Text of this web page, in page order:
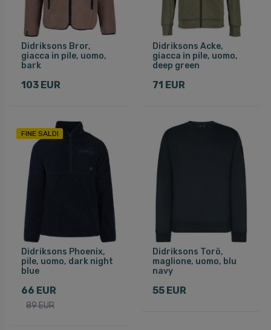
Didriksons Bror,
giacca in pile, uomo,
bark
103 EUR
Didriksons Acke,
giacca in pile, uomo,
deep green
71 EUR
FINE SALDI
Didriksons Phoenix,
pile, uomo, dark night
blue
66 EUR
89 EUR
Didriksons Torö,
maglione, uomo, blu
navy
55 EUR